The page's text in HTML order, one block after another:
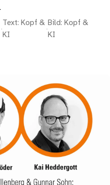
·
Text: Kopf &
KI
·
Bild: Kopf &
KI